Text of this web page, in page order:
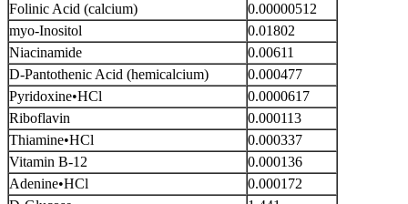
Folinic Acid (calcium)
0.00000512
myo-Inositol
0.01802
Niacinamide
0.00611
D-Pantothenic Acid (hemicalcium)
0.000477
Pyridoxine•HCl
0.0000617
Riboflavin
0.000113
Thiamine•HCl
0.000337
Vitamin B-12
0.000136
Adenine•HCl
0.000172